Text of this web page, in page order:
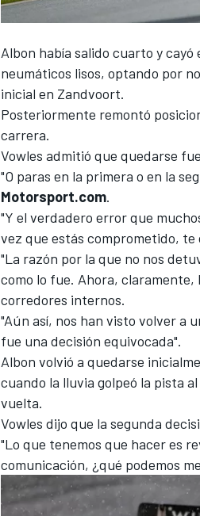
Albon había salido cuarto y
neumáticos lisos, optando por
inicial en Zandvoort.
Posteriormente remontó
carrera.
Vowles admitió que quedarse
"O paras en la primera o en la
Motorsport.com.
"Y el verdadero error que
vez que estás comprometido,
"La razón por la que no nos
como lo fue. Ahora,
corredores internos.
"Aún así, nos han visto volver a
fue una decisión equivocada".
Albon volvió a quedarse
cuando la lluvia golpeó la pista
vuelta.
Vowles dijo que la segunda
"Lo que tenemos que hacer es
comunicación, ¿qué podemos